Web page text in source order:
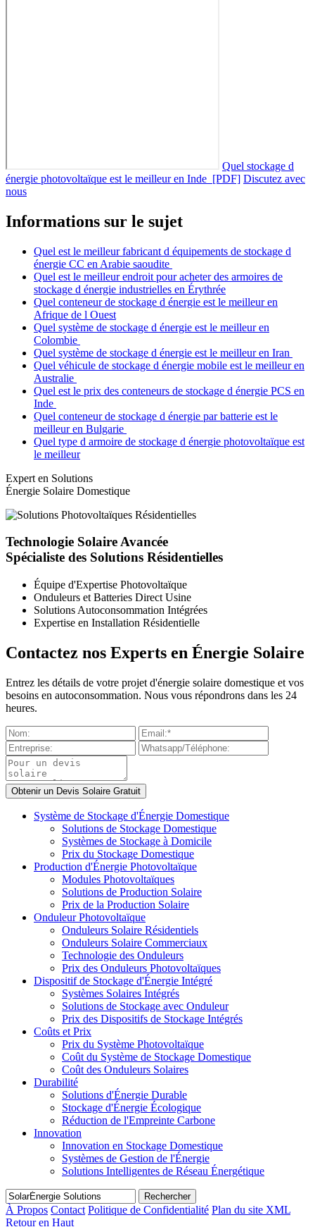
Quel stockage d
énergie photovoltaïque est le meilleur en Inde [PDF] Discutez avec
nous
Informations sur le sujet
Quel est le meilleur fabricant d équipements de stockage d
énergie CC en Arabie saoudite
Quel est le meilleur endroit pour acheter des armoires de
stockage d énergie industrielles en Érythrée
Quel conteneur de stockage d énergie est le meilleur en
Afrique de l Ouest
Quel système de stockage d énergie est le meilleur en
Colombie
Quel système de stockage d énergie est le meilleur en Iran
Quel véhicule de stockage d énergie mobile est le meilleur en
Australie
Quel est le prix des conteneurs de stockage d énergie PCS en
Inde
Quel conteneur de stockage d énergie par batterie est le
meilleur en Bulgarie
Quel type d armoire de stockage d énergie photovoltaïque est
le meilleur
Expert en Solutions
Énergie Solaire Domestique
Technologie Solaire Avancée
Spécialiste des Solutions Résidentielles
Équipe d'Expertise Photovoltaïque
Onduleurs et Batteries Direct Usine
Solutions Autoconsommation Intégrées
Expertise en Installation Résidentielle
Contactez nos Experts en Énergie Solaire
Entrez les détails de votre projet d'énergie solaire domestique et vos
besoins en autoconsommation. Nous vous répondrons dans les 24
heures.
Système de Stockage d'Énergie Domestique
Solutions de Stockage Domestique
Systèmes de Stockage à Domicile
Prix du Stockage Domestique
Production d'Énergie Photovoltaïque
Modules Photovoltaïques
Solutions de Production Solaire
Prix de la Production Solaire
Onduleur Photovoltaïque
Onduleurs Solaire Résidentiels
Onduleurs Solaire Commerciaux
Technologie des Onduleurs
Prix des Onduleurs Photovoltaïques
Dispositif de Stockage d'Énergie Intégré
Systèmes Solaires Intégrés
Solutions de Stockage avec Onduleur
Prix des Dispositifs de Stockage Intégrés
Coûts et Prix
Prix du Système Photovoltaïque
Coût du Système de Stockage Domestique
Coût des Onduleurs Solaires
Durabilité
Solutions d'Énergie Durable
Stockage d'Énergie Écologique
Réduction de l'Empreinte Carbone
Innovation
Innovation en Stockage Domestique
Systèmes de Gestion de l'Énergie
Solutions Intelligentes de Réseau Énergétique
Rechercher
À Propos Contact Politique de Confidentialité Plan du site XML
Retour en Haut